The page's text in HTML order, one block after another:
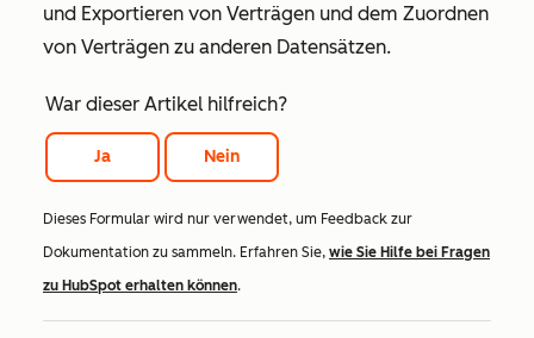
und Exportieren von Verträgen und dem Zuordnen
von Verträgen zu anderen Datensätzen.
War dieser Artikel hilfreich?
Ja Nein
Dieses Formular wird nur verwendet, um Feedback zur
Dokumentation zu sammeln. Erfahren Sie, wie Sie Hilfe bei Fragen
zu HubSpot erhalten können.